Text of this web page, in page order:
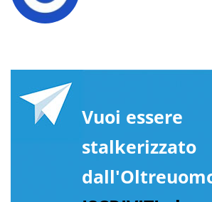
Vuoi essere
stalkerizzato